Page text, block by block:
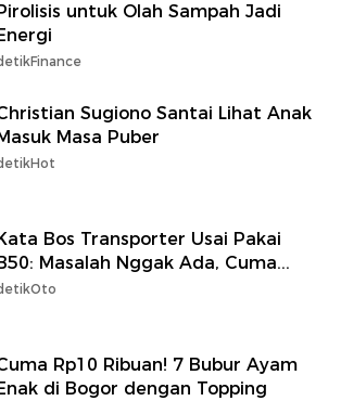
untuk Olah Sampah Jadi
Sugiono Santai Lihat Anak
Masa Puber
Bos Transporter Usai Pakai
Masalah Nggak Ada, Cuma...
Rp10 Ribuan! 7 Bubur Ayam
di Bogor dengan Topping